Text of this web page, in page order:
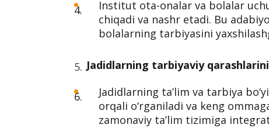
Institut ota-onalar va bolalar
chiqadi va nashr etadi. Bu
bolalarning tarbiyasini
Jadidlarning tarbiyaviy
Jadidlarning ta’lim va tarbiya
orqali o‘rganiladi va keng
zamonaviy ta’lim tizimiga